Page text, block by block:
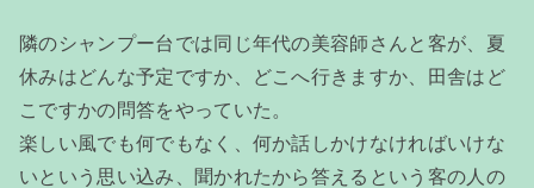
隣のシャンプー台では同じ年代の美容師さんと客が、夏
休みはどんな予定ですか、どこへ行きますか、田舎はど
こですかの問答をやっていた。
楽しい風でも何でもなく、何か話しかけなければいけな
いという思い込み、聞かれたから答えるという客の人の